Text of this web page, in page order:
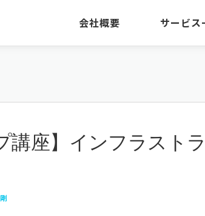
会社概要 サービス
講座】インフラスト